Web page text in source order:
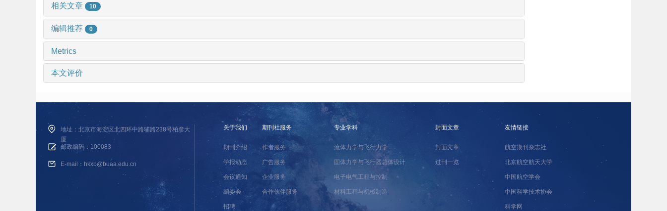
相关文章 10
编辑推荐 0
Metrics
本文评价
地址：北京市海淀区北四环中路辅路238号柏彦大
厦
邮政编码：100083
E-mail：hkxb@buaa.edu.cn
关于我们
期刊介绍
学报动态
会议通知
编委会
招聘
期刊社服务
作者服务
广告服务
企业服务
合作伙伴服务
专业学科
流体力学与飞行力学
固体力学与飞行器总体设计
电子电气工程与控制
材料工程与机械制造
封面文章
封面文章
过刊一览
友情链接
航空期刊杂志社
北京航空航天大学
中国航空学会
中国科学技术协会
科学网